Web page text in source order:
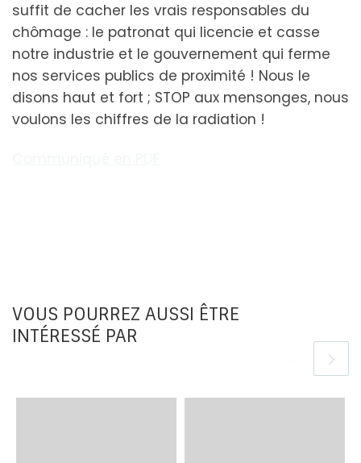
suffit de cacher les vrais responsables du
chômage : le patronat qui licencie et casse
notre industrie et le gouvernement qui ferme
nos services publics de proximité ! Nous le
disons haut et fort ; STOP aux mensonges, nous
voulons les chiffres de la radiation !
VOUS POURREZ AUSSI ÊTRE
INTÉRESSÉ PAR